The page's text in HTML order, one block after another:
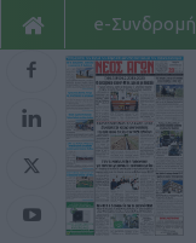
e-Συνδρομή